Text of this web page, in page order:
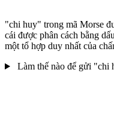
"chi huy" trong mã Morse
cái được phân cách bằng
một tổ hợp duy nhất của
Làm thế nào để gửi "chi